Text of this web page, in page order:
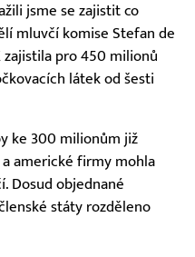
jsme se zajistit co
mluvčí komise Stefan de
zajistila pro 450 milionů
látek od šesti
ke 300 milionům již
americké firmy mohla
Dosud objednané
státy rozděleno